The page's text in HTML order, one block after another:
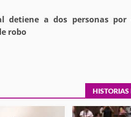
detiene a dos personas por
robo
Tapanatepec
22 octubre 2024